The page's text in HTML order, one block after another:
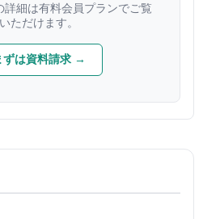
詳細は有料会員プランでご覧
いただけます。
ずは資料請求 →